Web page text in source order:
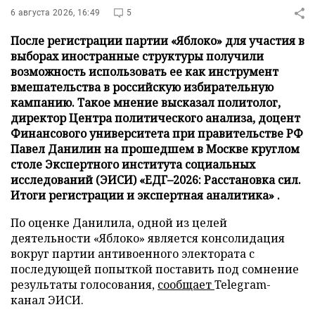
6 августа 2026, 16:49 5
После регистрации партии «Яблоко» для участия в
выборах иностранные структуры получили
возможность использовать ее как инструмент
вмешательства в российскую избирательную
кампанию. Такое мнение высказал политолог,
директор Центра политического анализа, доцент
Финансового университета при правительстве РФ
Павел Данилин на прошедшем в Москве круглом
столе Экспертного института социальных
исследований (ЭИСИ) «ЕДГ–2026: Расстановка сил.
Итоги регистрации и экспертная аналитика» .
По оценке Данилила, одной из целей
деятельности «Яблоко» является консолидация
вокруг партии антивоенного электората с
последующей попыткой поставить под сомнение
результаты голосования, сообщаетTelegram-
канал ЭИСИ.